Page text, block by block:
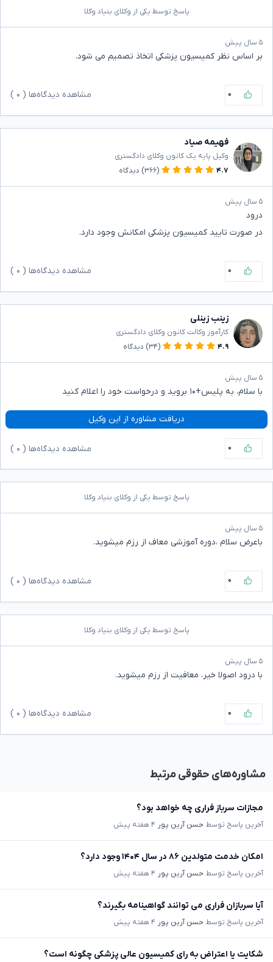
پاسخ توسط یکی از وکلای بنیاد وکلا
۵ سال پیش
بر اساس نظر کمیسیون ‌پزشکی اتخاذ تصمیم می شود.
۰ مشاهده دیدگاه‌ها ( ۰
فهیمه صیاد
وکیل پایه یک کانون وکلای دادگستری
۴.۷
(۳۶۶) دیدگاه
۵ سال پیش
درود
در صورت تایید کمیسیون پزشکی امکانش وجود دارد.
۰ مشاهده دیدگاه‌ها ( ۰
زینب زینلی
کارآموز وکالت کانون وکلای دادگستری
۴.۹
(۳۴) دیدگاه
۵ سال پیش
با سلام، به پلیس+۱۰ بروید و درخواست خود را اعلام کنید
دریافت مشاوره از این وکیل
۰ مشاهده دیدگاه‌ها ( ۰
پاسخ توسط یکی از وکلای بنیاد وکلا
۵ سال پیش
باعرض سلام ،دوره آموزشی معاف از رزم میشوید.
۰ مشاهده دیدگاه‌ها ( ۰
پاسخ توسط یکی از وکلای بنیاد وکلا
۵ سال پیش
با درود اصولا خیر، معافیت از رزم میشوید.
۰ مشاهده دیدگاه‌ها ( ۰
مشاوره‌های حقوقی مرتبط
مجازات سرباز فراری چه خواهد بود؟
آخرین پاسخ توسط حسن آرین پور ۴ هفته پیش
امکان خدمت متولدین ۸۶ در سال ۱۴۰۴ وجود دارد؟
آخرین پاسخ توسط حسن آرین پور ۴ هفته پیش
آیا سربازان فراری می توانند گواهینامه بگیرند؟
آخرین پاسخ توسط حسن آرین پور ۴ هفته پیش
شکایت یا اعتراض به رای کمیسیون عالی پزشکی چگونه است؟